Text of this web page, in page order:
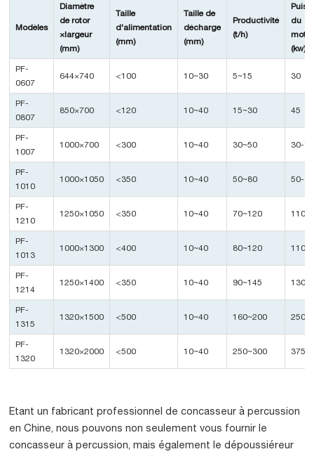
Modèles
Diamètre
de rotor
×largeur
(mm)
Taille
d'alimentation
(mm)
Taille de
décharge
(mm)
Productivité
(t/h)
du
(kw)
PF-
0607
644×740 <100 10~30 5~15 30
PF-
0807
850×700 <120 10~40 15~30 45
PF-
1007
1000×700 <300 10~40 30~50 30-75
PF-
1010
1000×1050 <350 10~40 50~80 50-90
PF-
1210
1250×1050 <350 10~40 70~120 110-
PF-
1013
1000×1300 <400 10~40 80~120 110
PF-
1214
1250×1400 <350 10~40 90~145 130-
PF-
1315
1320×1500 <500 10~40 160~200 250
PF-
1320
1320×2000 <500 10~40 250~300 375
Etant un fabricant professionnel de concasseur à percussion
en Chine, nous pouvons non seulement vous fournir le
concasseur à percussion, mais également le dépoussiéreur